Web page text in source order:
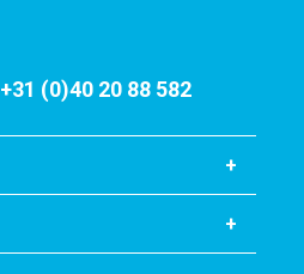
+31 (0)40 20 88 582